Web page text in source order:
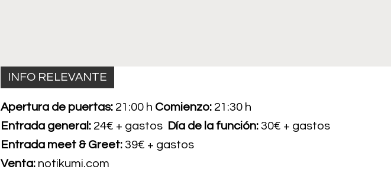
INFO RELEVANTE
Apertura de puertas: 21:00 h Comienzo: 21:30 h
Entrada general: 24€ + gastos Día de la función:30€ + gastos
Entrada meet & Greet:39€ + gastos
Venta: notikumi.com